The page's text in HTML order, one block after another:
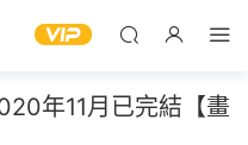
年11月已完結【畫